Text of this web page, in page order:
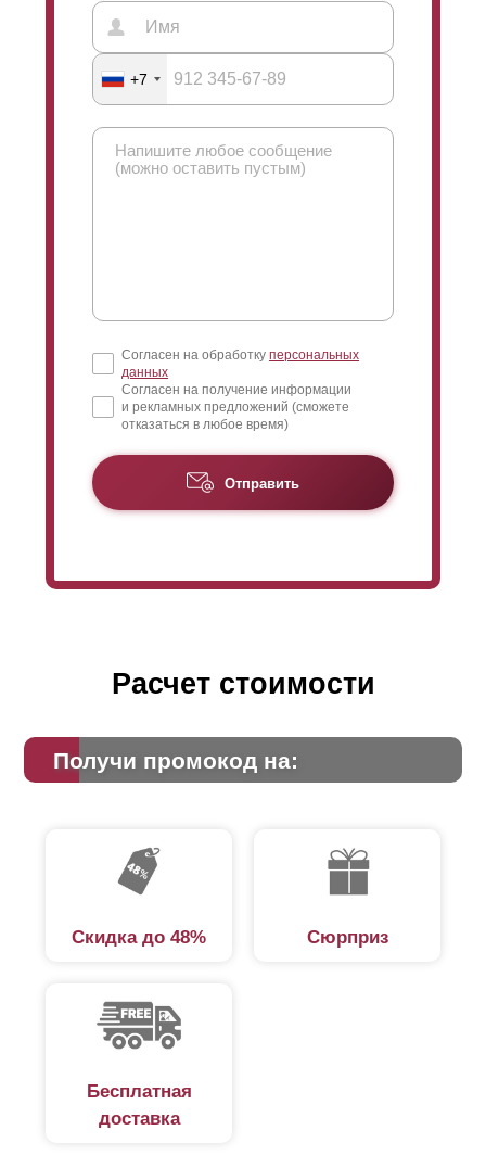
+7
Согласен на обработку персональных
данных
Согласен на получение информации
и рекламных предложений (сможете
отказаться в любое время)
Отправить
Расчет стоимости
Получи промокод на:
Скидка до 48% Сюрприз
Бесплатная
доставка